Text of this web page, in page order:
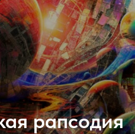
рапсодия